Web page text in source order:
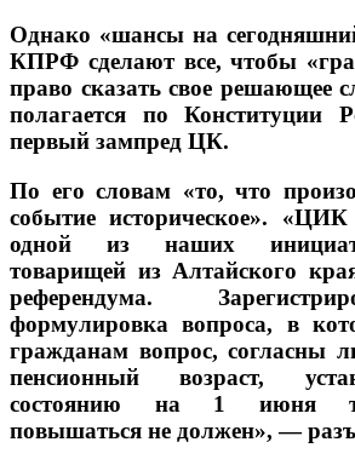
Однако «шансы на
КПРФ сделают все, чтобы
право сказать свое решающее
полагается по Конституции
первый зампред ЦК.
По его словам «то, что
событие историческое».
одной из наших
товарищей из Алтайского
референдума.
формулировка вопроса, в
гражданам вопрос, согласны
пенсионный возраст,
состоянию на 1 июня
повышаться не должен», —